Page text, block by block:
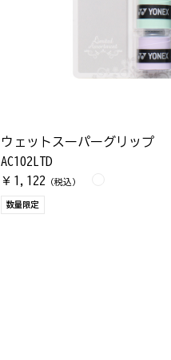
ウェットスーパーグリップ
AC102LTD
￥ 1,122 （税込）
数量限定